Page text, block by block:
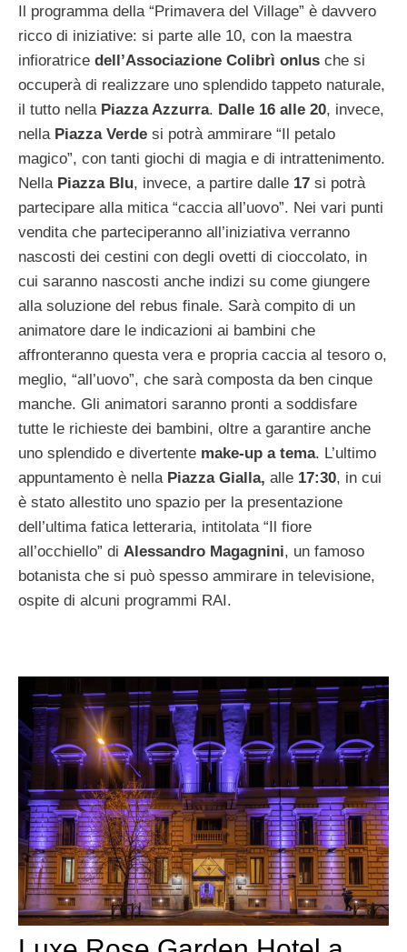
Il programma della “Primavera del Village” è davvero
ricco di iniziative: si parte alle 10, con la maestra
infioratrice dell’Associazione Colibrì onlus che si
occuperà di realizzare uno splendido tappeto naturale,
il tutto nella Piazza Azzurra. Dalle 16 alle 20, invece,
nella Piazza Verde si potrà ammirare “Il petalo
magico”, con tanti giochi di magia e di intrattenimento.
Nella Piazza Blu, invece, a partire dalle 17 si potrà
partecipare alla mitica “caccia all’uovo”. Nei vari punti
vendita che parteciperanno all’iniziativa verranno
nascosti dei cestini con degli ovetti di cioccolato, in
cui saranno nascosti anche indizi su come giungere
alla soluzione del rebus finale. Sarà compito di un
animatore dare le indicazioni ai bambini che
affronteranno questa vera e propria caccia al tesoro o,
meglio, “all’uovo”, che sarà composta da ben cinque
manche. Gli animatori saranno pronti a soddisfare
tutte le richieste dei bambini, oltre a garantire anche
uno splendido e divertente make-up a tema. L’ultimo
appuntamento è nella Piazza Gialla, alle 17:30, in cui
è stato allestito uno spazio per la presentazione
dell’ultima fatica letteraria, intitolata “Il fiore
all’occhiello” di Alessandro Magagnini, un famoso
botanista che si può spesso ammirare in televisione,
ospite di alcuni programmi RAI.